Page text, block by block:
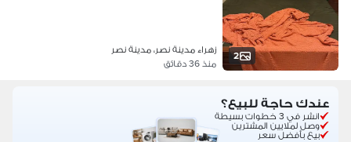
2
زهراء مدينة نصر، مدينة نصر
منذ 36 دقائق
عندك حاجة للبيع؟
انشر في 3 خطوات بسيطة
وصل لملايين المشترين
بيع بأفضل سعر